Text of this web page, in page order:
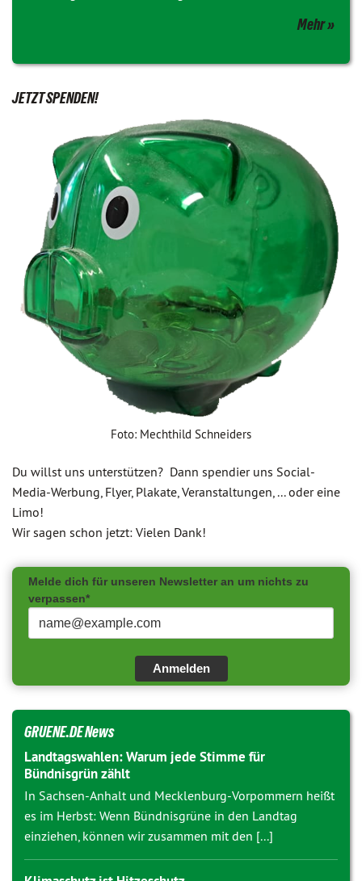
Mehr
JETZT SPENDEN!
Foto: Mechthild Schneiders
Du willst uns unterstützen? Dann spendier uns Social-
Media-Werbung, Flyer, Plakate, Veranstaltungen, ... oder eine
Limo!
Wir sagen schon jetzt: Vielen Dank!
Melde dich für unseren Newsletter an um nichts zu
verpassen*
Anmelden
GRUENE.DE News
Landtagswahlen: Warum jede Stimme für
Bündnisgrün zählt
In Sachsen-Anhalt und Mecklenburg-Vorpommern heißt
es im Herbst: Wenn Bündnisgrüne in den Landtag
einziehen, können wir zusammen mit den [...]